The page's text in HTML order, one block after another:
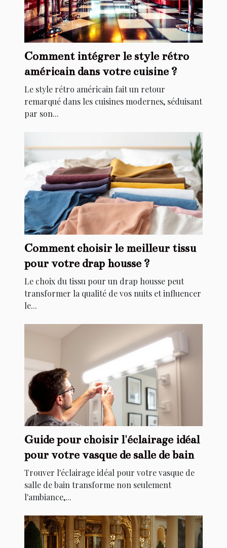
Comment intégrer le style rétro
américain dans votre cuisine ?
Le style rétro américain fait un retour
remarqué dans les cuisines modernes, séduisant
par son...
Comment choisir le meilleur tissu
pour votre drap housse ?
Le choix du tissu pour un drap housse peut
transformer la qualité de vos nuits et influencer
le...
Guide pour choisir l'éclairage idéal
pour votre vasque de salle de bain
Trouver l'éclairage idéal pour votre vasque de
salle de bain transforme non seulement
l'ambiance,...